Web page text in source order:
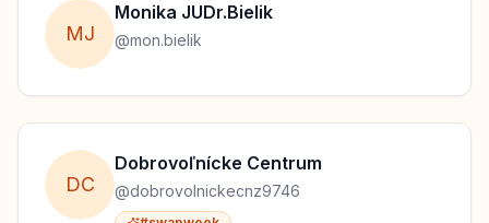
MJ
Monika JUDr.Bielik
@mon.bielik
DC
Dobrovoľnícke Centrum
@dobrovolnickecnz9746